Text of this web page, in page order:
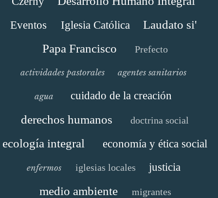
Eventos Iglesia Católica
Laudato si'
Papa Francisco
Prefecto
actividades pastorales agentes sanitarios
agua cuidado de la creación
derechos humanos doctrina social
ecología integral economía y ética social
enfermos iglesias locales justicia
medio ambiente migrantes